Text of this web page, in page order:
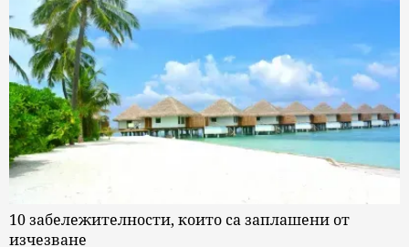
10 забележителности, които са заплашени от
изчезване